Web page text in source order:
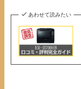
あわせて読みたい